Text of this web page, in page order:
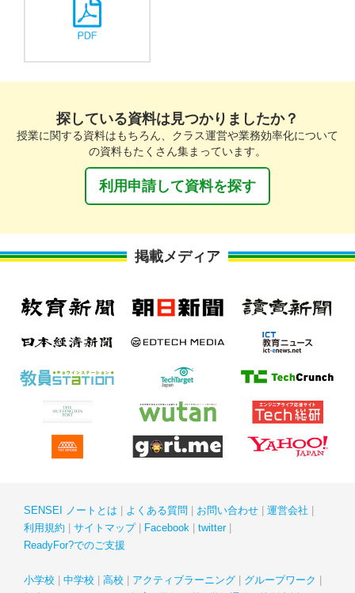
探している資料は見つかりましたか？
授業に関する資料はもちろん、クラス運営や業務効率化について
の資料もたくさん集まっています。
利用申請して資料を探す
掲載メディア
SENSEI ノートとは よくある質問 お問い合わせ
運営会社
利用規約
サイトマップ Facebook
twitter
ReadyFor?でのご支援
小学校 中学校 高校 アクティブラーニング
グループワーク